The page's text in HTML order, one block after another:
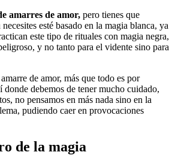
amarres de amor, pero tienes que
esté basado en la magia blanca, ya
este tipo de rituales con magia negra,
y no tanto para el vidente sino para
de amor, más que todo es por
donde debemos de tener mucho cuidado,
no pensamos en más nada sino en la
pudiendo caer en provocaciones
de la magia